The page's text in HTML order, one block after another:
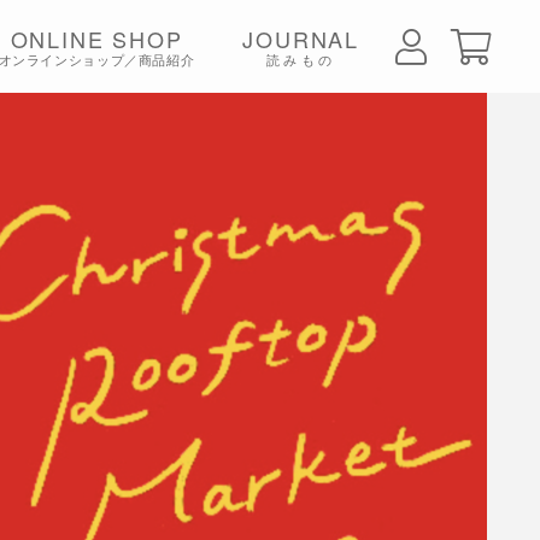
ONLINE SHOP
ンラインショップ／商品紹介
JOURNAL
読みもの